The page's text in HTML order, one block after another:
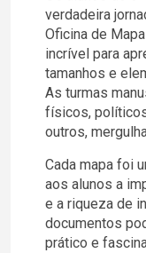
verdadeira
Oficina de
incrível para
tamanhos e
As turmas
físicos,
outros,
Cada mapa foi
aos alunos a
e a riqueza de
documentos
prático e